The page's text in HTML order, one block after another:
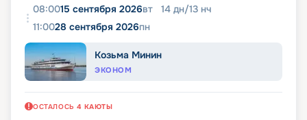
08:0015 сентября 2026вт 14 дн/13 нч
11:0028 сентября 2026пн
Козьма Минин
ЭКОНОМ
ОСТАЛОСЬ 4 КАЮТЫ